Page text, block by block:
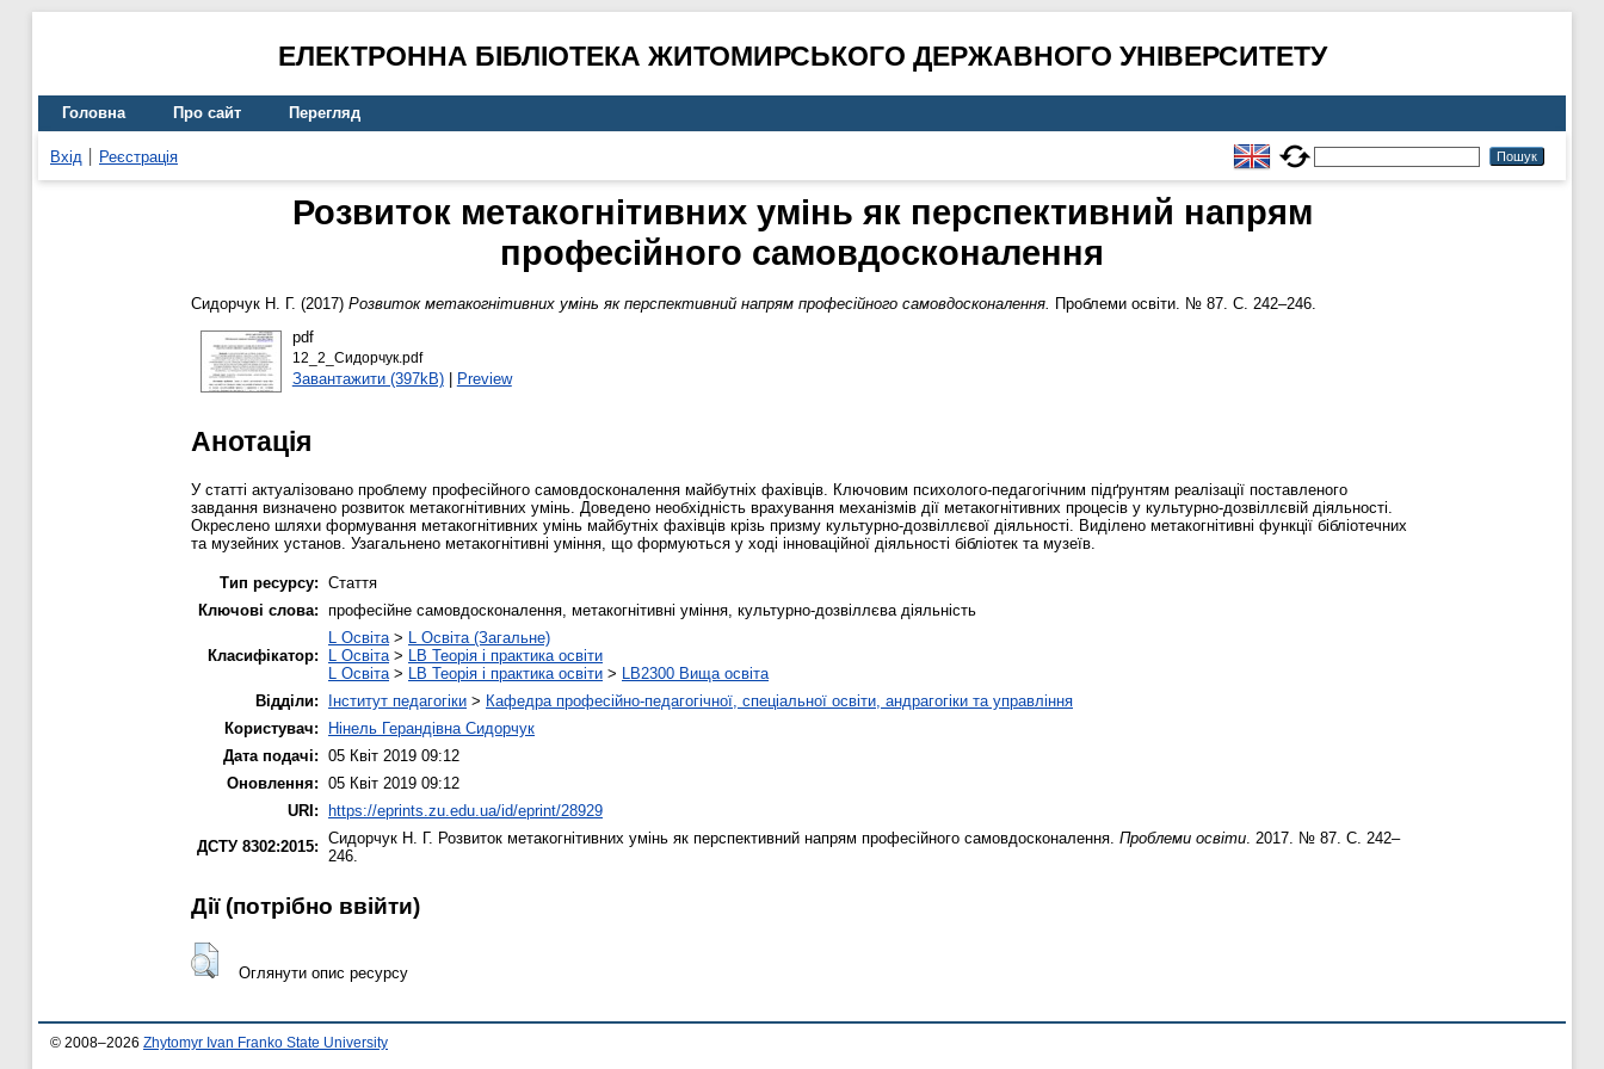
ЕЛЕКТРОННА БІБЛІОТЕКА ЖИТОМИРСЬКОГО ДЕРЖАВНОГО УНІВЕРСИТЕТУ
Головна Про сайт Перегляд
Вхід Реєстрація
Розвиток метакогнітивних умінь як перспективний напрям
професійного самовдосконалення
Сидорчук Н. Г. (2017) Розвиток метакогнітивних умінь як перспективний напрям професійного самовдосконалення. Проблеми освіти. № 87. С. 242–246.
pdf
12_2_Сидорчук.pdf
Завантажити (397kB)| Preview
Анотація
У статті актуалізовано проблему професійного самовдосконалення майбутніх фахівців. Ключовим психолого-педагогічним підґрунтям реалізації поставленого
завдання визначено розвиток метакогнітивних умінь. Доведено необхідність врахування механізмів дії метакогнітивних процесів у культурно-дозвіллєвій діяльності.
Окреслено шляхи формування метакогнітивних умінь майбутніх фахівців крізь призму культурно-дозвіллєвої діяльності. Виділено метакогнітивні функції бібліотечних
та музейних установ. Узагальнено метакогнітивні уміння, що формуються у ході інноваційної діяльності бібліотек та музеїв.
Тип ресурсу: Стаття
Ключові слова: професійне самовдосконалення, метакогнітивні уміння, культурно-дозвіллєва діяльність
Класифікатор:
L Освіта > L Освіта (Загальне)
L Освіта > LB Теорія і практика освіти
L Освіта > LB Теорія і практика освіти > LB2300 Вища освіта
Відділи:
Інститут педагогіки > Кафедра професійно-педагогічної, спеціальної освіти, андрагогіки та управління
Користувач:
Нінель Герандівна Сидорчук
Дата подачі: 05 Квіт 2019 09:12
Оновлення: 05 Квіт 2019 09:12
URI: https://eprints.zu.edu.ua/id/eprint/28929
ДСТУ 8302:2015: Сидорчук Н. Г. Розвиток метакогнітивних умінь як перспективний напрям професійного самовдосконалення. Проблеми освіти . 2017. № 87. С. 242–
246.
Дії ​​(потрібно ввійти)
Оглянути опис ресурсу
© 2008–2026 Zhytomyr Ivan Franko State University